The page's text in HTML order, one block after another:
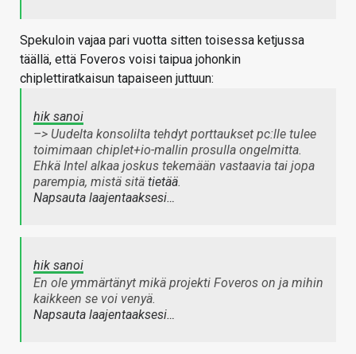
Spekuloin vajaa pari vuotta sitten toisessa ketjussa
täällä, että Foveros voisi taipua johonkin
chiplettiratkaisun tapaiseen juttuun:
hik sanoi
–> Uudelta konsolilta tehdyt porttaukset pc:lle tulee
toimimaan chiplet+io-mallin prosulla ongelmitta.
Ehkä Intel alkaa joskus tekemään vastaavia tai jopa
parempia, mistä sitä tietää.
Napsauta laajentaaksesi…
hik sanoi
En ole ymmärtänyt mikä projekti Foveros on ja mihin
kaikkeen se voi venyä.
Napsauta laajentaaksesi…